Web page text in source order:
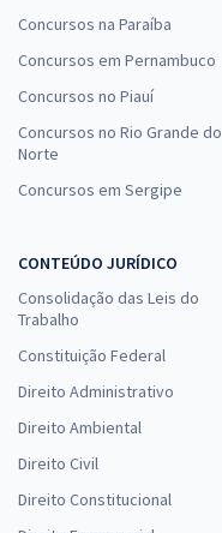
Concursos na Paraíba
Concursos em Pernambuco
Concursos no Piauí
Concursos no Rio Grande do
Norte
Concursos em Sergipe
CONTEÚDO JURÍDICO
Consolidação das Leis do
Trabalho
Constituição Federal
Direito Administrativo
Direito Ambiental
Direito Civil
Direito Constitucional